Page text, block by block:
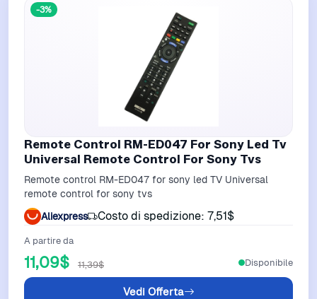
-3%
Remote Control RM-ED047 For Sony Led Tv
Universal Remote Control For Sony Tvs
Remote control RM-ED047 for sony led TV Universal
remote control for sony tvs
Aliexpress
Costo di spedizione: 7,51$
A partire da
11,09$ 11,39$
Vedi Offerta
Disponibile